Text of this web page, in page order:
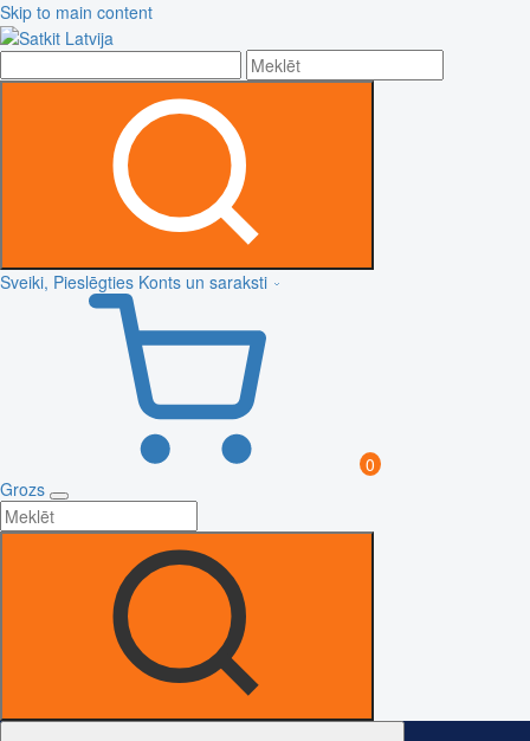
Skip to main content
Sveiki, Pieslēgties Konts un saraksti
0
Grozs